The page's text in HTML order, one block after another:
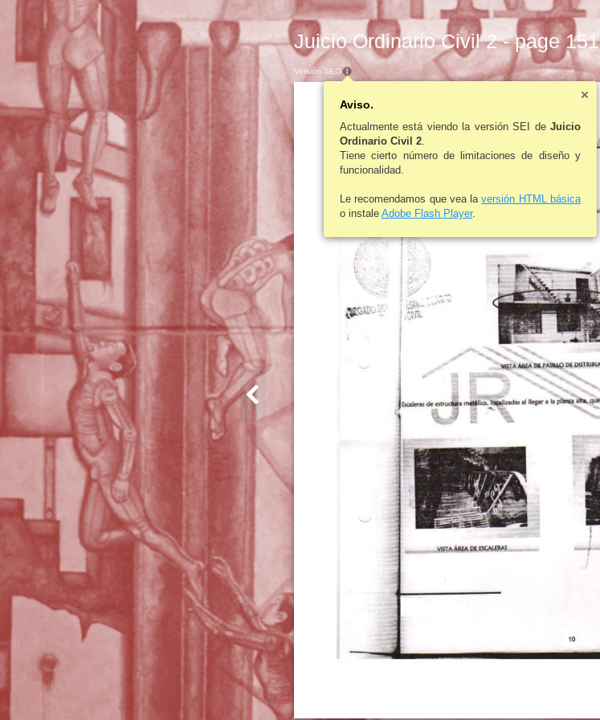
Juicio Ordinario Civil 2 - page 151
Versión SEO
Aviso.
Actualmente está viendo la versión SEI de Juicio
Ordinario Civil 2
Tiene cierto número de limitaciones de diseño y
funcionalidad.
Le recomendamos que vea laversión HTML básica
o instale Adobe Flash Player.